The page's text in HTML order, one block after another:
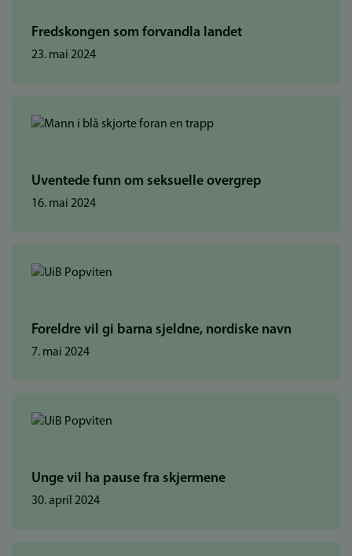
Fredskongen som forvandla landet
23. mai 2024
Uventede funn om seksuelle overgrep
16. mai 2024
Foreldre vil gi barna sjeldne, nordiske navn
7. mai 2024
Unge vil ha pause fra skjermene
30. april 2024